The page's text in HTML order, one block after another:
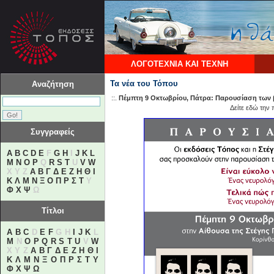
ΛΟΓΟΤΕΧΝΙΑ ΚΑΙ ΤΕΧΝΗ
Αναζήτηση
Συγγραφείς
A B C D E F G H J K L
M N O P Q R S T U V W
X Y Z Α Β Γ Δ Ε Ζ Η Θ
Κ Λ Μ Ν Ξ Ο Π Ρ Σ Τ Υ
Φ Χ Ψ Ω
Τίτλοι
A B C D E FG H J K L
M
N O P Q R S T U V W
X Y ZΑ Β Γ Δ Ε Ζ Η Θ
Κ Λ Μ Ν Ξ Ο Π Ρ Σ Τ Υ
Φ Χ Ψ Ω
Τα νέα του Τόπου
::. Πέμπτη 9 Οκτωβρίου, Πάτρα: Παρουσίαση των
Δείτε εδώ